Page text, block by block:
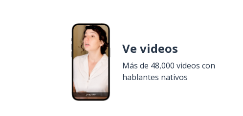
Ve videos
Más de 48,000 videos con
hablantes nativos